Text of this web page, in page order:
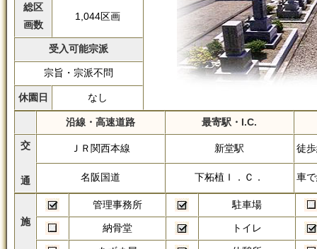
総区
画数
1,044区画
受入可能宗派
宗旨・宗派不問
休園日 なし
沿線・高速道路 最寄駅・I.C.
交
通
ＪＲ関西本線 新堂駅 徒
名阪国道 下柘植Ｉ．Ｃ． 車
施
管理事務所 駐車場
納骨堂 トイレ